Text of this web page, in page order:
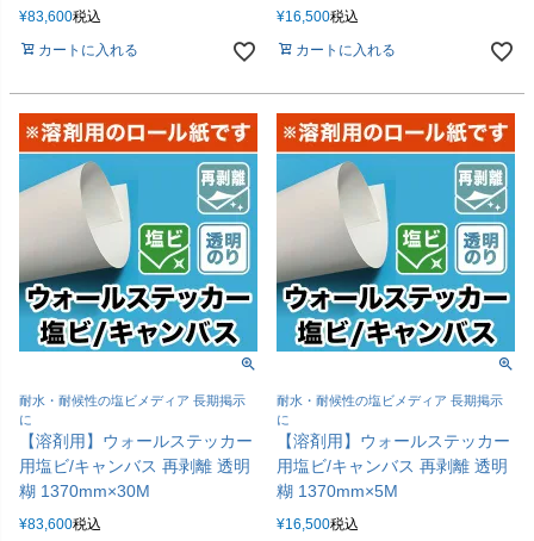
¥83,600税込
カートに入れる
¥16,500税込
カートに入れる
耐水・耐候性の塩ビメディア 長期掲示
に
【溶剤用】ウォールステッカー
用塩ビ/キャンバス 再剥離 透明
糊 1370mm×30M
¥83,600税込
耐水・耐候性の塩ビメディア 長期掲示
に
【溶剤用】ウォールステッカー
用塩ビ/キャンバス 再剥離 透明
糊 1370mm×5M
¥16,500税込